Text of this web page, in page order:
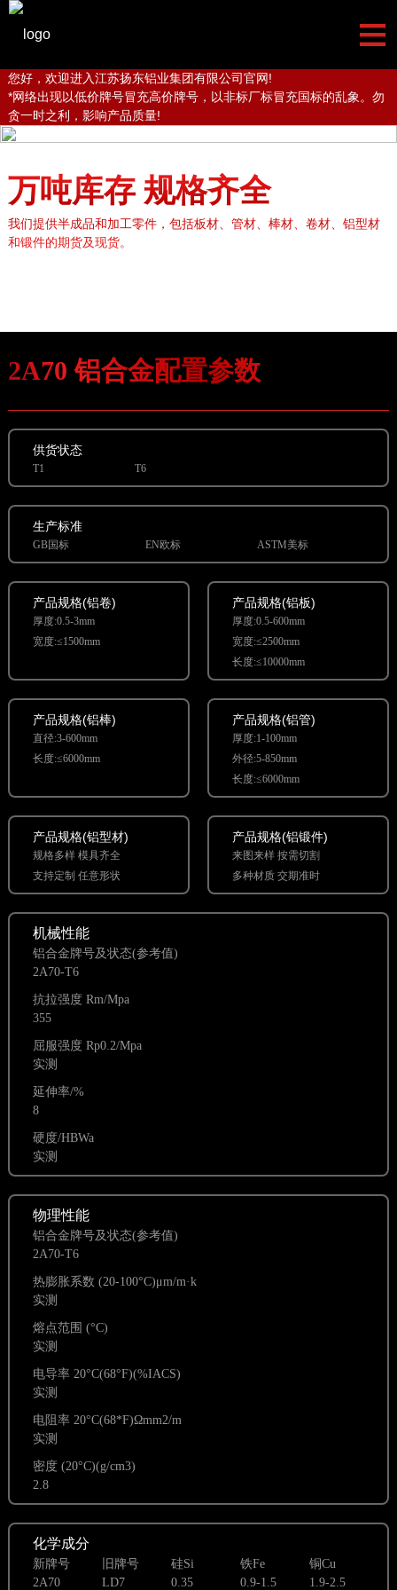
≡
您好，欢迎进入江苏扬东铝业集团有限公司官网!
*网络出现以低价牌号冒充高价牌号，以非标厂标冒充国标的乱象。勿
贪一时之利，影响产品质量!
万吨库存 规格齐全
我们提供半成品和加工零件，包括板材、管材、棒材、卷材、铝型材
和锻件的期货及现货。
2A70 铝合金配置参数
供货状态
T1 T6
生产标准
GB国标 EN欧标 ASTM美标
产品规格(铝卷)
厚度:0.5-3mm
宽度:≤1500mm
产品规格(铝板)
厚度:0.5-600mm
宽度:≤2500mm
长度:≤10000mm
产品规格(铝棒)
直径:3-600mm
长度:≤6000mm
产品规格(铝管)
厚度:1-100mm
外径:5-850mm
长度:≤6000mm
产品规格(铝型材)
规格多样 模具齐全
支持定制 任意形状
产品规格(铝锻件)
来图来样 按需切割
多种材质 交期准时
机械性能
铝合金牌号及状态(参考值)
2A70-T6
抗拉强度 Rm/Mpa
355
屈服强度 Rp0.2/Mpa
实测
延伸率/%
8
硬度/HBWa
实测
物理性能
铝合金牌号及状态(参考值)
2A70-T6
热膨胀系数 (20-100°C)μm/m·k
实测
熔点范围 (°C)
实测
电导率 20°C(68°F)(%IACS)
实测
电阻率 20°C(68*F)Ωmm2/m
实测
密度 (20°C)(g/cm3)
2.8
化学成分
新牌号
2A70
旧牌号
LD7
硅Si
0.35
铁Fe
0.9-1.5
铜Cu
1.9-2.5